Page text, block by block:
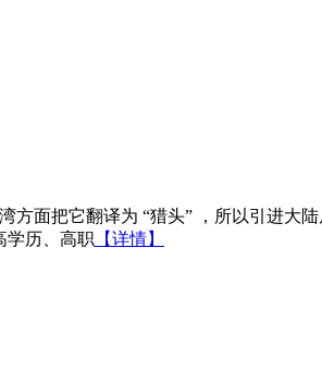
方面把它翻译为 “猎头” ，所以引进
学历、高职 【详情】